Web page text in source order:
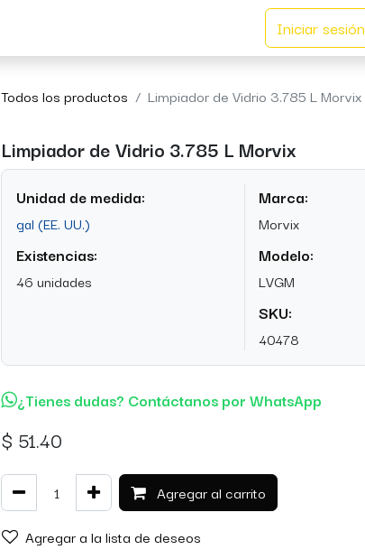
Iniciar sesión
Todos los productos Limpiador de Vidrio 3.785 L Morvix
Limpiador de Vidrio 3.785 L Morvix
Unidad de medida:
gal (EE. UU.)
Existencias:
46 unidades
Marca:
Morvix
Modelo:
LVGM
SKU:
40478
¿Tienes dudas? Contáctanos por WhatsApp
$ 51.40
Agregar al carrito
Agregar a la lista de deseos